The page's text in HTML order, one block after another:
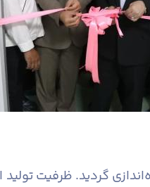
راه‌اندازی گردید. ظرفیت